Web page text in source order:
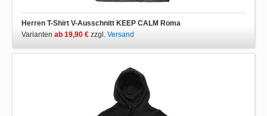
Herren T-Shirt V-Ausschnitt KEEP CALM Roma
Varianten ab 19,90 € zzgl. Versand